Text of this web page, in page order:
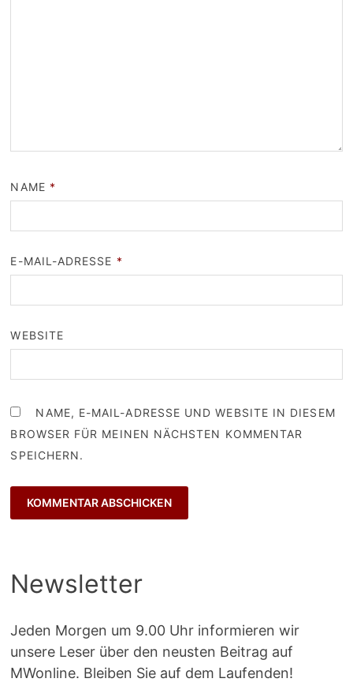
NAME *
E-MAIL-ADRESSE *
WEBSITE
NAME, E-MAIL-ADRESSE UND WEBSITE IN DIESEM
BROWSER FÜR MEINEN NÄCHSTEN KOMMENTAR
SPEICHERN.
Newsletter
Jeden Morgen um 9.00 Uhr informieren wir
unsere Leser über den neusten Beitrag auf
MWonline. Bleiben Sie auf dem Laufenden!